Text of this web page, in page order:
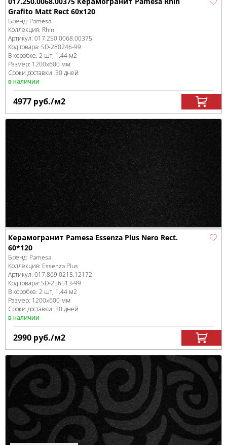
Grafito Matt Rect 60x120
Бренд: Pamesa
Коллекция: Rhin
Артикул: 017.250.0068.00375
Код товара: SD-280246-99
В коробке: 2 шт, 1.44 м2
Размер: 1200x600 мм
Сроки доставки: 30 дней
в наличии
4977 руб./м2
Керамогранит Pamesa Essenza Plus Nero Rect.
60*120
Бренд: Pamesa
Коллекция: Essenza Plus
Артикул: 017.869.0215.12172
Код товара: SD-256513-99
В коробке: 2 шт, 1.44 м2
Размер: 1200x600 мм
Сроки доставки: 30 дней
в наличии
2990 руб./м2